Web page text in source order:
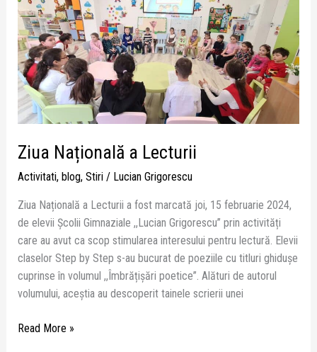
Ziua Națională a Lecturii
Activitati, blog, Stiri/ Lucian Grigorescu
Ziua Națională a Lecturii a fost marcată joi, 15 februarie 2024,
de elevii Școlii Gimnaziale ,,Lucian Grigorescu” prin activități
care au avut ca scop stimularea interesului pentru lectură. Elevii
claselor Step by Step s-au bucurat de poeziile cu titluri ghidușe
cuprinse în volumul ,,Îmbrățișări poetice”. Alături de autorul
volumului, aceștia au descoperit tainele scrierii unei
a
Lecturii
Read More »